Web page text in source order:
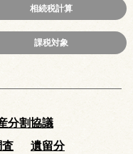
相続税計算
課税対象
分割協議
査
遺留分